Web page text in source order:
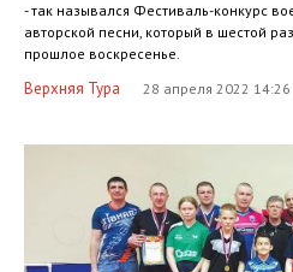
- так назывался Фестиваль-конкурс
авторской песни, который в шестой
прошлое воскресенье.
Верхняя Тура 28 апреля 2022 14:26